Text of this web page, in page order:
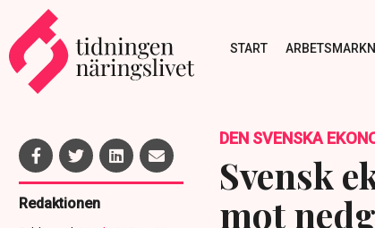
START
Redaktionen
DEN SVENSKA
Svensk
mot